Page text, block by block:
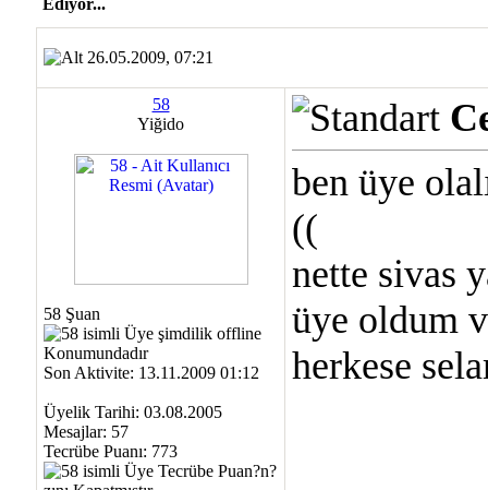
Ediyor...
26.05.2009, 07:21
58
Yiğido
58 Şuan
Son Aktivite: 13.11.2009 01:12
Üyelik Tarihi: 03.08.2005
Mesajlar: 57
Tecrübe Puanı: 773
ben üye
((
nette sivas
üye oldum
herkese